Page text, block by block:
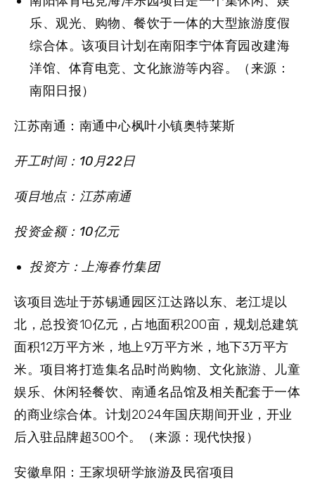
乐、观光、购物、餐饮于一体的大型旅游度假
综合体。该项目计划在南阳李宁体育园改建海
洋馆、体育电竞、文化旅游等内容。（来源：
南阳日报）
江苏南通：南通中心枫叶小镇奥特莱斯
开工时间：10月22日
项目地点：江苏南通
投资金额：10亿元
投资方：上海春竹集团
该项目选址于苏锡通园区江达路以东、老江堤以
北，总投资10亿元，占地面积200亩，规划总建筑
面积12万平方米，地上9万平方米，地下3万平方
米。项目将打造集名品时尚购物、文化旅游、儿童
娱乐、休闲轻餐饮、南通名品馆及相关配套于一体
的商业综合体。计划2024年国庆期间开业，开业
后入驻品牌超300个。（来源：现代快报）
安徽阜阳：王家坝研学旅游及民宿项目